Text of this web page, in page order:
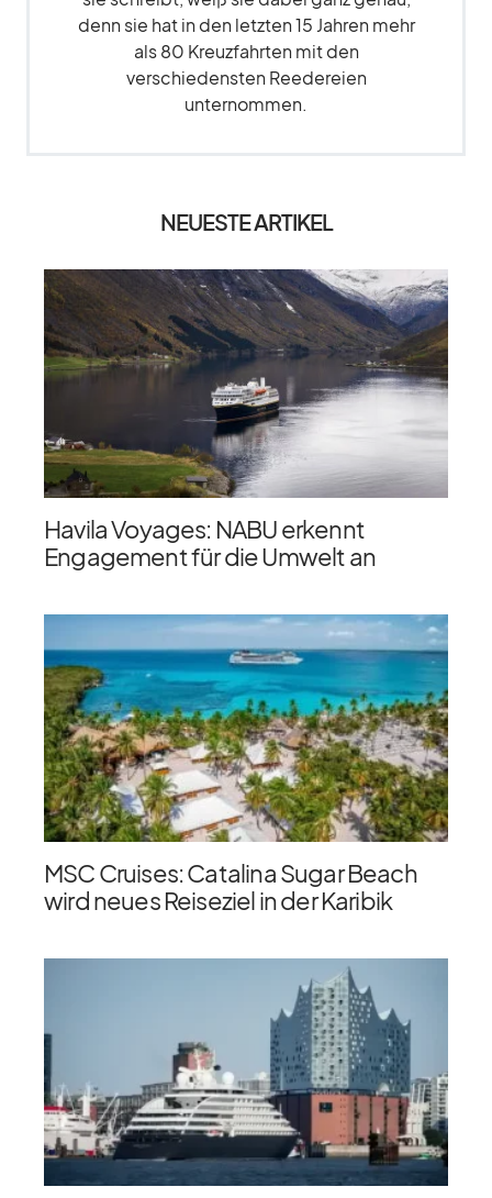
denn sie hat in den letzten 15 Jahren mehr
als 80 Kreuzfahrten mit den
verschiedensten Reedereien
unternommen.
NEUESTE ARTIKEL
Havila Voyages: NABU erkennt
Engagement für die Umwelt an
MSC Cruises: Catalina Sugar Beach
wird neues Reiseziel in der Karibik